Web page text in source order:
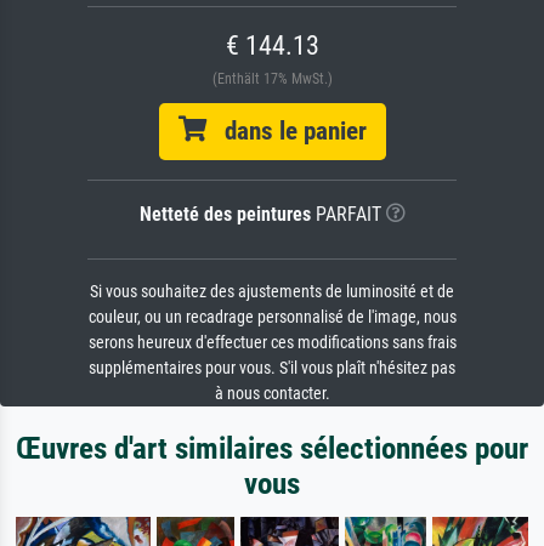
€ 144.13
(Enthält 17% MwSt.)
dans le panier
Netteté des peinturesPARFAIT
Si vous souhaitez des ajustements de luminosité et de
couleur, ou un recadrage personnalisé de l'image, nous
serons heureux d'effectuer ces modifications sans frais
supplémentaires pour vous. S'il vous plaît n'hésitez pas
à nous contacter.
Œuvres d'art similaires sélectionnées pour
vous